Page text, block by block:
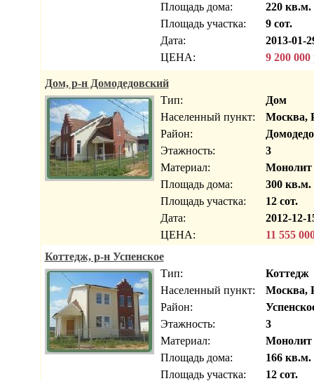
Площадь дома:
220 кв.м.
Площадь участка:
9 сот.
Дата:
2013-01-
ЦЕНА:
9 200 000
Дом, р-н Домодедовский
Тип:
Дом
Населенный пункт:
Москва,
Район:
Этажность:
3
Материал:
Монолит
Площадь дома:
300 кв.м.
Площадь участка:
12 сот.
Дата:
2012-12-
ЦЕНА:
11 555
Коттедж, р-н Успенское
Тип:
Коттедж
Населенный пункт:
Москва,
Район:
Этажность:
3
Материал:
Монолит
Площадь дома:
166 кв.м.
Площадь участка:
12 сот.